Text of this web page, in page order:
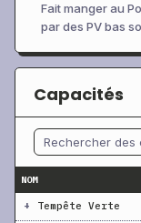
Fait manger au
par des PV bas
Capacités
NOM
+ Tempête Verte